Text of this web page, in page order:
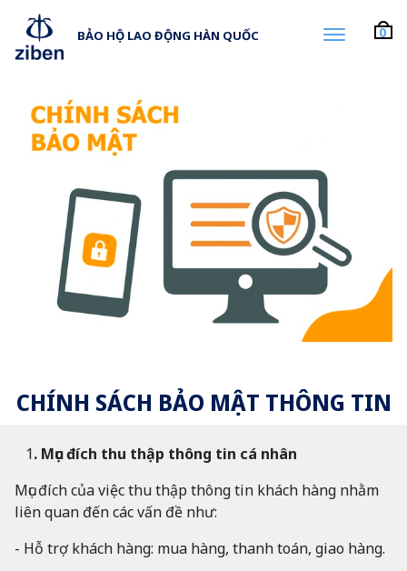
BẢO HỘ LAO ĐỘNG HÀN QUỐC 0
CHÍNH SÁCH BẢO MẬT THÔNG TIN
1. Mục đích thu thập thông tin cá nhân
Mục đích của việc thu thập thông tin khách hàng nhằm
liên quan đến các vấn đề như:
- Hỗ trợ khách hàng: mua hàng, thanh toán, giao hàng.